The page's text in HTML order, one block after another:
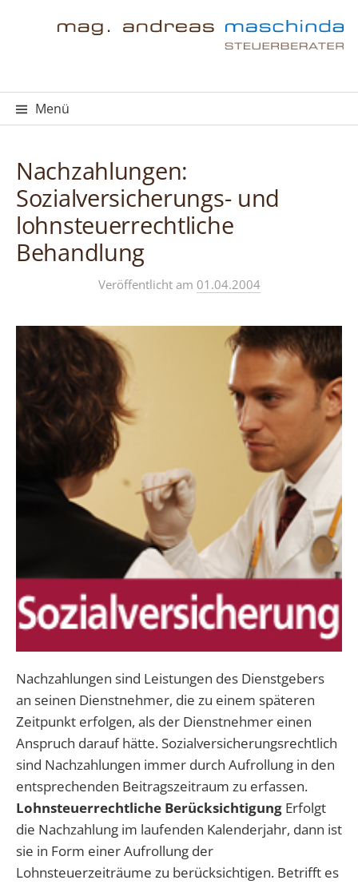
Menü
Nachzahlungen:
Sozialversicherungs- und
lohnsteuerrechtliche
Behandlung
Veröffentlicht am 01.04.2004
Nachzahlungen sind Leistungen des Dienstgebers
an seinen Dienstnehmer, die zu einem späteren
Zeitpunkt erfolgen, als der Dienstnehmer einen
Anspruch darauf hätte. Sozialversicherungsrechtlich
sind Nachzahlungen immer durch Aufrollung in den
entsprechenden Beitragszeitraum zu erfassen.
Lohnsteuerrechtliche Berücksichtigung Erfolgt
die Nachzahlung im laufenden Kalenderjahr, dann ist
sie in Form einer Aufrollung der
Lohnsteuerzeiträume zu berücksichtigen. Betrifft es